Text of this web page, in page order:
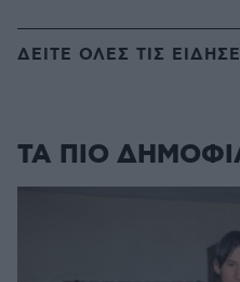
ΔΕΙΤΕ ΟΛΕΣ ΤΙΣ
ΤΑ ΠΙΟ